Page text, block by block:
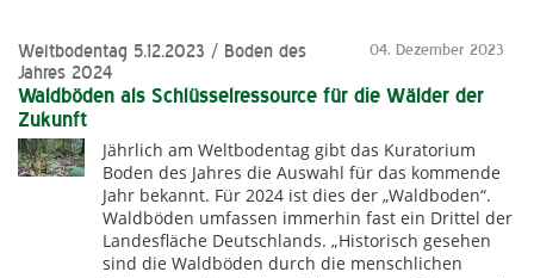
04. Dezember 2023
Weltbodentag 5.12.2023 / Boden des
Jahres 2024
Waldböden als Schlüsselressource für die Wälder der
Zukunft
Jährlich am Weltbodentag gibt das Kuratorium
Boden des Jahres die Auswahl für das kommende
Jahr bekannt. Für 2024 ist dies der „Waldboden“.
Waldböden umfassen immerhin fast ein Drittel der
Landesfläche Deutschlands. „Historisch gesehen
sind die Waldböden durch die menschlichen